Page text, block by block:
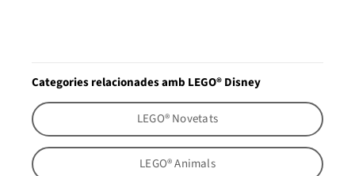
Categories relacionades amb LEGO® Disney
LEGO® Novetats
LEGO® Animals